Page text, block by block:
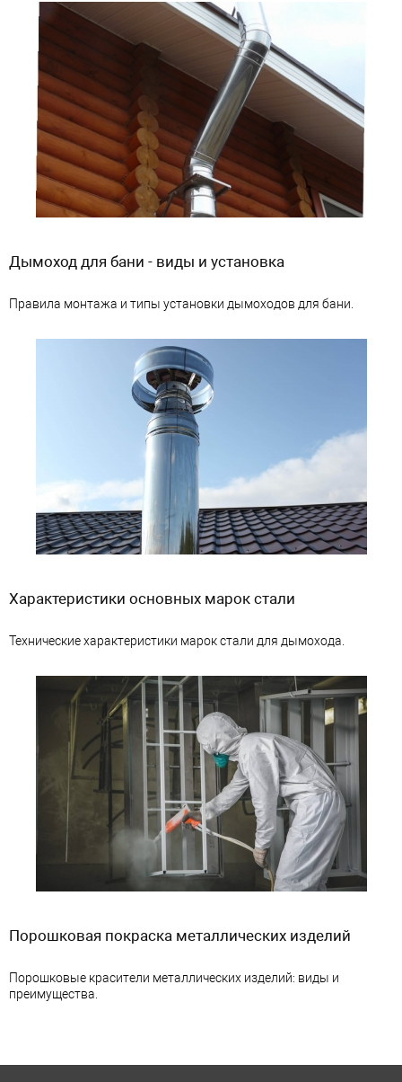
Дымоход для бани - виды и установка
Правила монтажа и типы установки дымоходов для бани.
Характеристики основных марок стали
Технические характеристики марок стали для дымохода.
Порошковая покраска металлических изделий
Порошковые красители металлических изделий: виды и
преимущества.